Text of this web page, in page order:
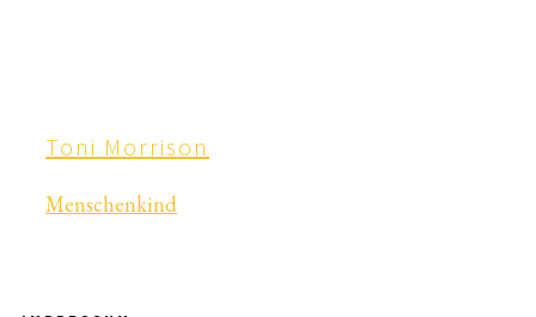
Toni Morrison
Menschenkind